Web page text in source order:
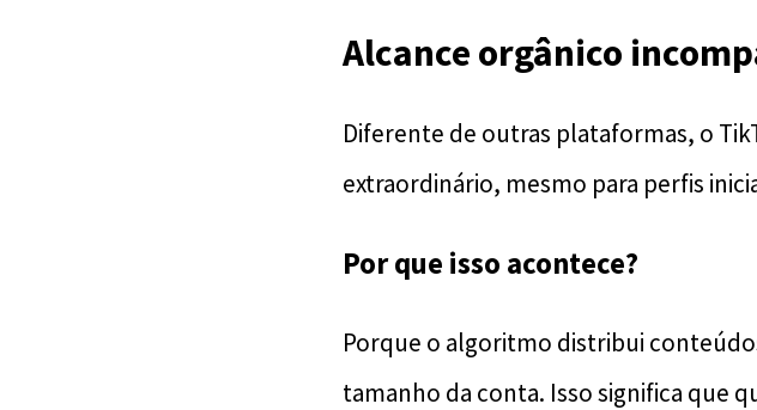
Alcance orgânico
Diferente de outras plataformas, o
extraordinário, mesmo para perfis
Por que isso acontece?
Porque o algoritmo distribui
tamanho da conta. Isso significa que